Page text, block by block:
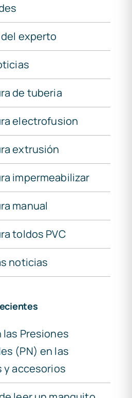
experto
de tuberia
electrofusion
extrusión
impermeabilizar
manual
toldos PVC
noticias
las Presiones
(PN) en las
y accesorios